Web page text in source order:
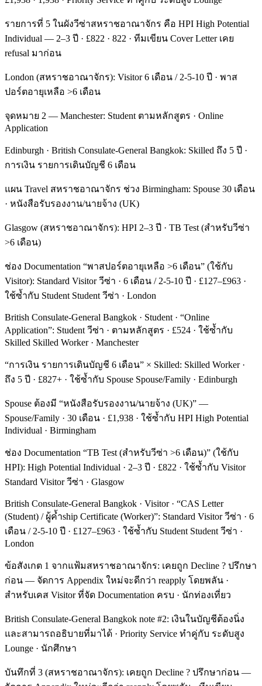
รายการที่ 5 ในผังวีซ่าสหราชอาณาจักร คือ HPI High Potential
Individual — 2–3 ปี · £822 · 822 · ทีมเขียน Cover Letter เคย
refusal มาก่อน
London (สหราชอาณาจักร): Visitor 6 เดือน / 2-5-10 ปี · พาส
ปอร์ตอายุเหลือ >6 เดือน
จุดหมาย 2 — Manchester: Student ตามหลักสูตร · Online
Application
Edinburgh · British Consulate-General Bangkok: Skilled ถึง 5 ปี ·
การเงิน รายการเดินบัญชี 6 เดือน
แผน Travel สหราชอาณาจักร ช่วง Birmingham: Spouse 30 เดือน
· หนังสือรับรองงาน/นายจ้าง (UK)
Glasgow (สหราชอาณาจักร): HPI 2–3 ปี · TB Test (สำหรับวีซ่า
>6 เดือน)
ช่อง Documentation “พาสปอร์ตอายุเหลือ >6 เดือน” (ใช้กับ
Visitor): Standard Visitor วีซ่า · 6 เดือน / 2-5-10 ปี · £127–£963 ·
ใช้ซ้ำกับ Student Student วีซ่า · London
British Consulate-General Bangkok · Student · “Online
Application”: Student วีซ่า · ตามหลักสูตร · £524 · ใช้ซ้ำกับ
Skilled Skilled Worker · Manchester
“การเงิน รายการเดินบัญชี 6 เดือน” × Skilled: Skilled Worker ·
ถึง 5 ปี · £827+ · ใช้ซ้ำกับ Spouse Spouse/Family · Edinburgh
Spouse ต้องมี “หนังสือรับรองงาน/นายจ้าง (UK)” —
Spouse/Family · 30 เดือน · £1,938 · ใช้ซ้ำกับ HPI High Potential
Individual · Birmingham
ช่อง Documentation “TB Test (สำหรับวีซ่า >6 เดือน)” (ใช้กับ
HPI): High Potential Individual · 2–3 ปี · £822 · ใช้ซ้ำกับ Visitor
Standard Visitor วีซ่า · Glasgow
British Consulate-General Bangkok · Visitor · “CAS Letter
(Student) / ผู้ค้ำship Certificate (Worker)”: Standard Visitor วีซ่า · 6
เดือน / 2-5-10 ปี · £127–£963 · ใช้ซ้ำกับ Student Student วีซ่า ·
London
ข้อสังเกต 1 จากแฟ้มสหราชอาณาจักร: เคยถูก Decline ? ปรึกษา
ก่อน — จัดการ Appendix ใหม่จะดีกว่า reapply โดยพลัน ·
สำหรับเคส Visitor ที่จัด Documentation ครบ · นักท่องเที่ยว
British Consulate-General Bangkok note #2: เงินในบัญชีต้องนิ่ง
และสามารถอธิบายที่มาได้ · Priority Service ทำคู่กับ ระดับสูง
Lounge · นักศึกษา
บันทึกที่ 3 (สหราชอาณาจักร): เคยถูก Decline ? ปรึกษาก่อน —